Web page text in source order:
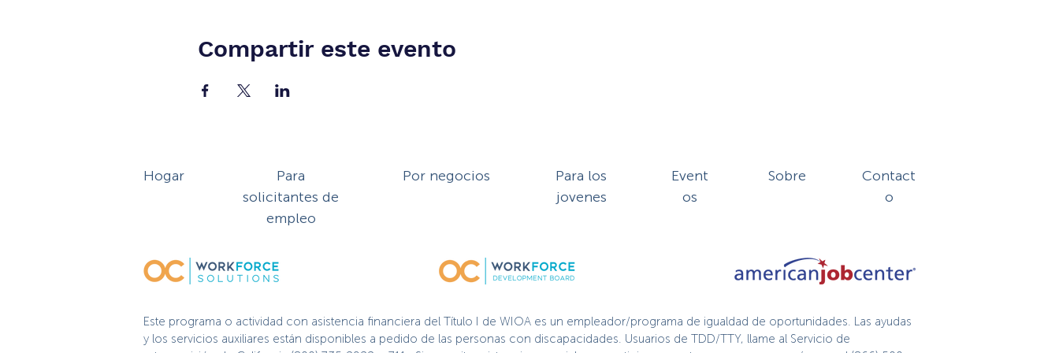
Compartir este evento
Hogar
Para
solicitantes de
empleo
Por negocios
Para los
jovenes
Event
os
Sobre
Contact
o
Este programa o actividad con asistencia financiera del Título I de WIOA es un empleador/programa de igualdad de oportunidades. Las ayudas
y los servicios auxiliares están disponibles a pedido de las personas con discapacidades. Usuarios de TDD/TTY, llame al Servicio de